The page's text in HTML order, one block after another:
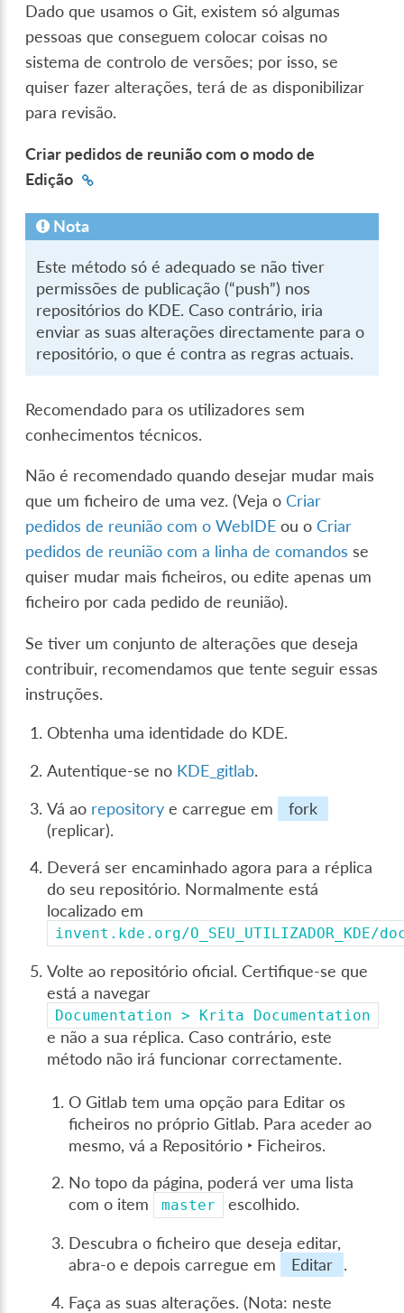
Dado que usamos o Git, existem só algumas
pessoas que conseguem colocar coisas no
sistema de controlo de versões; por isso, se
quiser fazer alterações, terá de as disponibilizar
para revisão.
Criar pedidos de reunião com o modo de
Edição
Nota
Este método só é adequado se não tiver
permissões de publicação (“push”) nos
repositórios do KDE. Caso contrário, iria
enviar as suas alterações directamente para o
repositório, o que é contra as regras actuais.
Recomendado para os utilizadores sem
conhecimentos técnicos.
Não é recomendado quando desejar mudar mais
que um ficheiro de uma vez. (Veja oCriar
pedidos de reunião com o WebIDE ou oCriar
pedidos de reunião com a linha de comandos se
quiser mudar mais ficheiros, ou edite apenas um
ficheiro por cada pedido de reunião).
Se tiver um conjunto de alterações que deseja
contribuir, recomendamos que tente seguir essas
instruções.
Obtenha uma identidade do KDE.
Autentique-se no KDE_gitlab.
Vá ao repository e carregue em
fork
(replicar).
Deverá ser encaminhado agora para a réplica
do seu repositório. Normalmente está
localizado em
invent.kde.org/O_SEU_UTILIZADOR_KDE/
Volte ao repositório oficial. Certifique-se que
está a navegar
Documentation > Krita Documentation
e não a sua réplica. Caso contrário, este
método não irá funcionar correctamente.
O Gitlab tem uma opção para Editar os
ficheiros no próprio Gitlab. Para aceder ao
mesmo, vá a Repositório ‣ Ficheiros.
No topo da página, poderá ver uma lista
com o item
master escolhido.
Descubra o ficheiro que deseja editar,
abra-o e depois carregue em
Editar
.
Faça as suas alterações. (Nota: neste